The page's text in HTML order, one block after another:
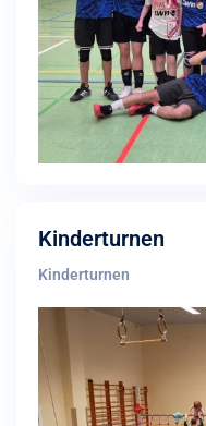
Kinderturnen
Kinderturnen